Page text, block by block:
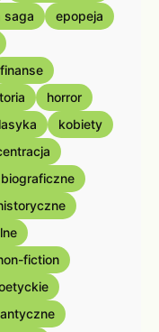
saga
epopeja
finanse
horror
kobiety
fiction